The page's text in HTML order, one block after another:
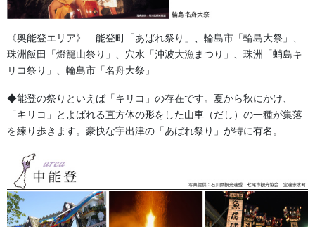
半纏はいつ頃から着られるようになったのでしょう？
いろいろな諸説がある中、現代に伝わる半天の形を成してきたの
《奥能登エリア》 能登町「あばれ祭り」、輪島市「輪島大祭」、
珠洲飯田「燈籠山祭り」、穴水「沖波大漁まつり」、珠洲「蛸島キ
リコ祭り」、輪島市「名舟大祭」
◆能登の祭りといえば「キリコ」の存在です。夏から秋にかけ、
「キリコ」とよばれる直方体の形をした山車（だし）の一種が集落
を練り歩きます。豪快な宇出津の「あばれ祭り」が特に有名。